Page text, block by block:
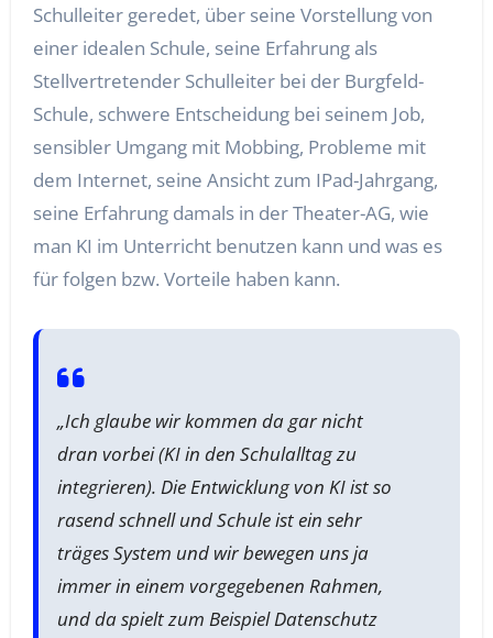
Schulleiter geredet, über seine Vorstellung von
einer idealen Schule, seine Erfahrung als
Stellvertretender Schulleiter bei der Burgfeld-
Schule, schwere Entscheidung bei seinem Job,
sensibler Umgang mit Mobbing, Probleme mit
dem Internet, seine Ansicht zum IPad-Jahrgang,
seine Erfahrung damals in der Theater-AG, wie
man KI im Unterricht benutzen kann und was es
für folgen bzw. Vorteile haben kann.
„Ich glaube wir kommen da gar nicht
dran vorbei (KI in den Schulalltag zu
integrieren). Die Entwicklung von KI ist so
rasend schnell und Schule ist ein sehr
träges System und wir bewegen uns ja
immer in einem vorgegebenen Rahmen,
und da spielt zum Beispiel Datenschutz